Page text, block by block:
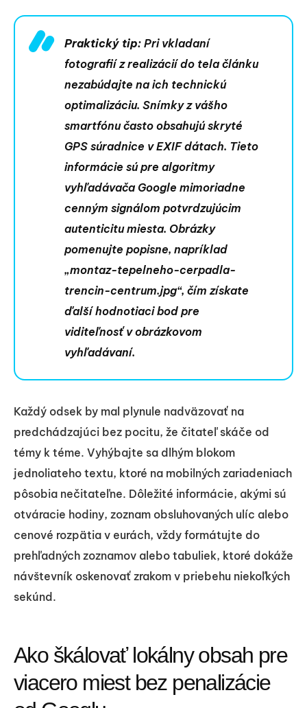
Praktický tip: Pri vkladaní
fotografií z realizácií do tela článku
nezabúdajte na ich technickú
optimalizáciu. Snímky z vášho
smartfónu často obsahujú skryté
GPS súradnice v EXIF dátach. Tieto
informácie sú pre algoritmy
vyhľadávača Google mimoriadne
cenným signálom potvrdzujúcim
autenticitu miesta. Obrázky
pomenujte popisne, napríklad
„montaz-tepelneho-cerpadla-
trencin-centrum.jpg“, čím získate
ďalší hodnotiaci bod pre
viditeľnosť v obrázkovom
vyhľadávaní.
Každý odsek by mal plynule nadväzovať na
predchádzajúci bez pocitu, že čitateľ skáče od
témy k téme. Vyhýbajte sa dlhým blokom
jednoliateho textu, ktoré na mobilných zariadeniach
pôsobia nečitateľne. Dôležité informácie, akými sú
otváracie hodiny, zoznam obsluhovaných ulíc alebo
cenové rozpätia v eurách, vždy formátujte do
prehľadných zoznamov alebo tabuliek, ktoré dokáže
návštevník oskenovať zrakom v priebehu niekoľkých
sekúnd.
Ako škálovať lokálny obsah pre
viacero miest bez penalizácie